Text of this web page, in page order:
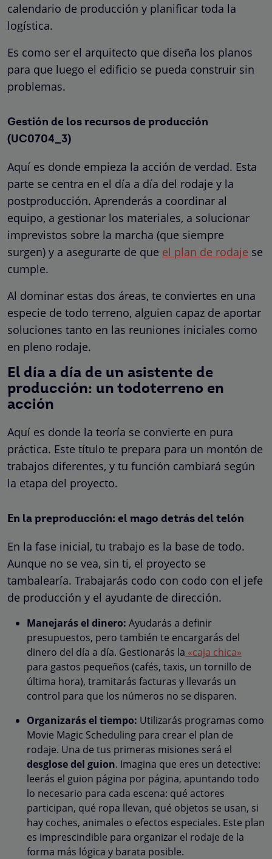
calendario de producción y planificar toda la
logística.
Es como ser el arquitecto que diseña los planos
para que luego el edificio se pueda construir sin
problemas.
Gestión de los recursos de producción
(UC0704_3)
Aquí es donde empieza la acción de verdad. Esta
parte se centra en el día a día del rodaje y la
postproducción. Aprenderás a coordinar al
equipo, a gestionar los materiales, a solucionar
imprevistos sobre la marcha (que siempre
surgen) y a asegurarte de que el plan de rodaje se
cumple.
Al dominar estas dos áreas, te conviertes en una
especie de todo terreno, alguien capaz de aportar
soluciones tanto en las reuniones iniciales como
en pleno rodaje.
El día a día de un asistente de
producción: un todoterreno en
acción
Aquí es donde la teoría se convierte en pura
práctica. Este título te prepara para un montón de
trabajos diferentes, y tu función cambiará según
la etapa del proyecto.
En la preproducción: el mago detrás del telón
En la fase inicial, tu trabajo es la base de todo.
Aunque no se vea, sin ti, el proyecto se
tambalearía. Trabajarás codo con codo con el jefe
de producción y el ayudante de dirección.
Manejarás el dinero: Ayudarás a definir
presupuestos, pero también te encargarás del
dinero del día a día. Gestionarás la «caja chica»
para gastos pequeños (cafés, taxis, un tornillo de
última hora), tramitarás facturas y llevarás un
control para que los números no se disparen.
Organizarás el tiempo: Utilizarás programas como
Movie Magic Scheduling para crear el plan de
rodaje. Una de tus primeras misiones será el
desglose del guion. Imagina que eres un detective:
leerás el guion página por página, apuntando todo
lo necesario para cada escena: qué actores
participan, qué ropa llevan, qué objetos se usan, si
hay coches, animales o efectos especiales. Este plan
es imprescindible para organizar el rodaje de la
forma más lógica y barata posible.